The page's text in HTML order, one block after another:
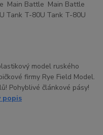
model ruského
firmy Rye Field Model.
Pohyblivé článkové pásy!
popis